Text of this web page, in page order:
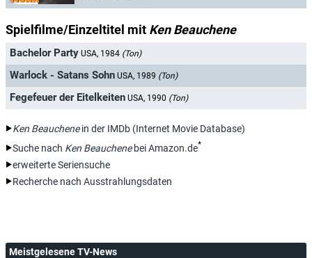
Spielfilme/Einzeltitel mit Ken Beauchene
Bachelor Party USA, 1984 (Ton)
Warlock - Satans Sohn USA, 1989 (Ton)
Fegefeuer der Eitelkeiten USA, 1990 (Ton)
Ken Beauchenein der IMDb (Internet Movie Database)
Suche nach Ken Beauchenebei Amazon.de*
erweiterte Seriensuche
Recherche nach Ausstrahlungsdaten
Meistgelesene TV-News